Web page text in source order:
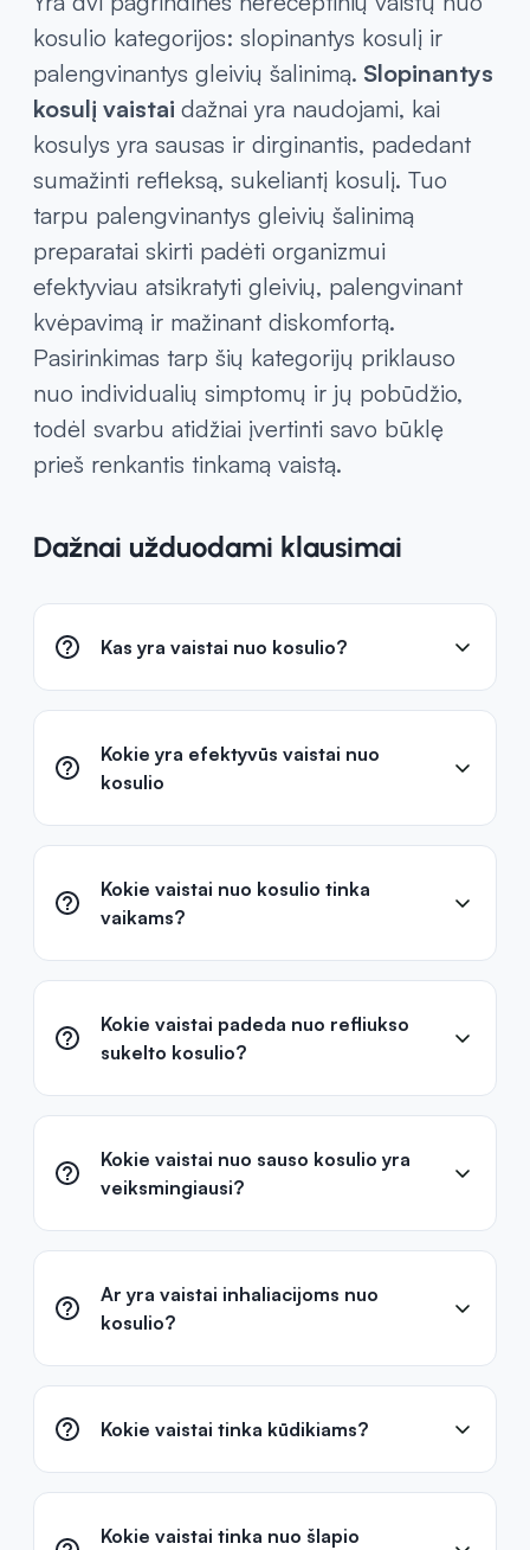
kosulio kategorijos: slopinantys kosulį ir
palengvinantys gleivių šalinimą. Slopinantys
kosulį vaistai dažnai yra naudojami, kai
kosulys yra sausas ir dirginantis, padedant
sumažinti refleksą, sukeliantį kosulį. Tuo
tarpu palengvinantys gleivių šalinimą
preparatai skirti padėti organizmui
efektyviau atsikratyti gleivių, palengvinant
kvėpavimą ir mažinant diskomfortą.
Pasirinkimas tarp šių kategorijų priklauso
nuo individualių simptomų ir jų pobūdžio,
todėl svarbu atidžiai įvertinti savo būklę
prieš renkantis tinkamą vaistą.
Dažnai užduodami klausimai
Kas yra vaistai nuo kosulio?
Kokie yra efektyvūs vaistai nuo
kosulio
Kokie vaistai nuo kosulio tinka
vaikams?
Kokie vaistai padeda nuo refliukso
sukelto kosulio?
Kokie vaistai nuo sauso kosulio yra
veiksmingiausi?
Ar yra vaistai inhaliacijoms nuo
kosulio?
Kokie vaistai tinka kūdikiams?
Kokie vaistai tinka nuo šlapio